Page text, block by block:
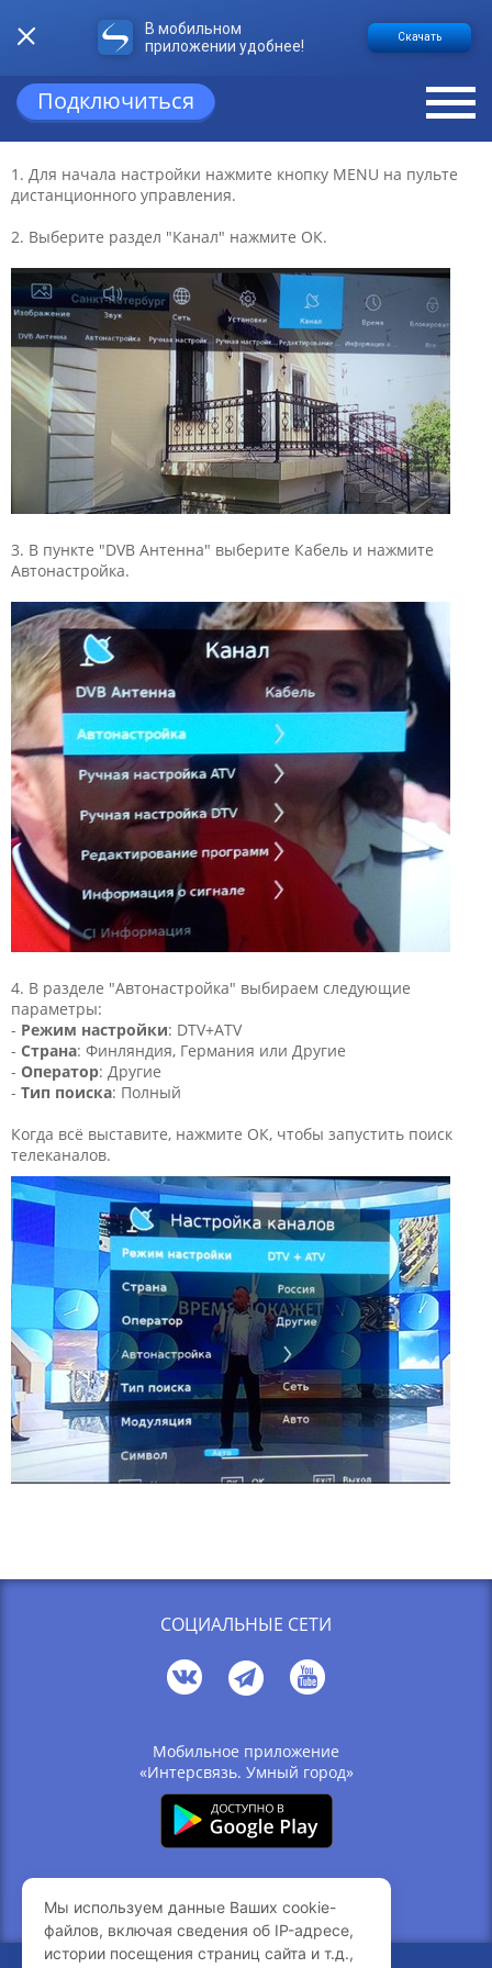
В мобильном
приложении удобнее!
Скачать
Подключиться
НАСТРОЙКА ЦИФРОВОГО ТВ НА
В зависимости от телевизора меню может визуально
1. Для начала настройки нажмите кнопку MENU на пульте
дистанционного управления.
2. Выберите раздел "Канал" нажмите ОК.
3. В пункте "DVB Антенна" выберите Кабель и нажмите
Автонастройка.
4. В разделе "Автонастройка" выбираем следующие
параметры:
- Режим настройки: DTV+ATV
- Страна: Финляндия, Германия или Другие
- Оператор: Другие
- Тип поиска: Полный
Когда всё выставите, нажмите ОК, чтобы запустить поиск
телеканалов.
Мы используем данные Ваших cookie-
файлов, включая сведения об IP-адресе,
истории посещения страниц сайта и т.д.,
СОЦИАЛЬНЫЕ СЕТИ
Мобильное приложение
«Интерсвязь. Умный город»
Вакансии